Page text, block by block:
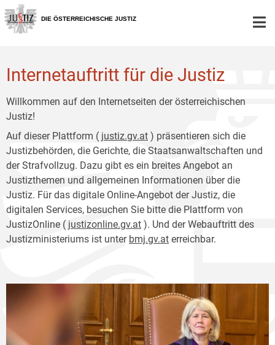
Zur
Hauptnavigation
[1]
Zum
Inhalt
[2]
DIE ÖSTERREICHISCHE JUSTIZ
Internetauftritt für die Justiz
Willkommen auf den Internetseiten der österreichischen
Justiz!
Auf dieser Plattform ( justiz.gv.at ) präsentieren sich die
Justizbehörden, die Gerichte, die Staatsanwaltschaften und
der Strafvollzug. Dazu gibt es ein breites Angebot an
Justizthemen und allgemeinen Informationen über die
Justiz. Für das digitale Online-Angebot der Justiz, die
digitalen Services, besuchen Sie bitte die Plattform von
JustizOnline ( justizonline.gv.at ). Und der Webauftritt des
Justizministeriums ist unter bmj.gv.at erreichbar.